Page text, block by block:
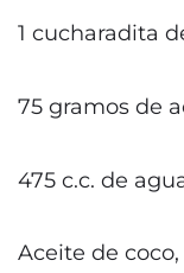
1 cucharadita
75 gramos de
475 c.c. de
Aceite de